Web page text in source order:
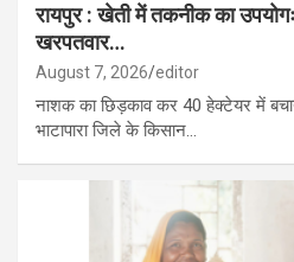
रायपुर : खेती में तकनीक का
खरपतवार…
August 7, 2026 editor
नाशक का छिड़काव कर 40 हेक्टेयर में
भाटापारा जिले के किसान…